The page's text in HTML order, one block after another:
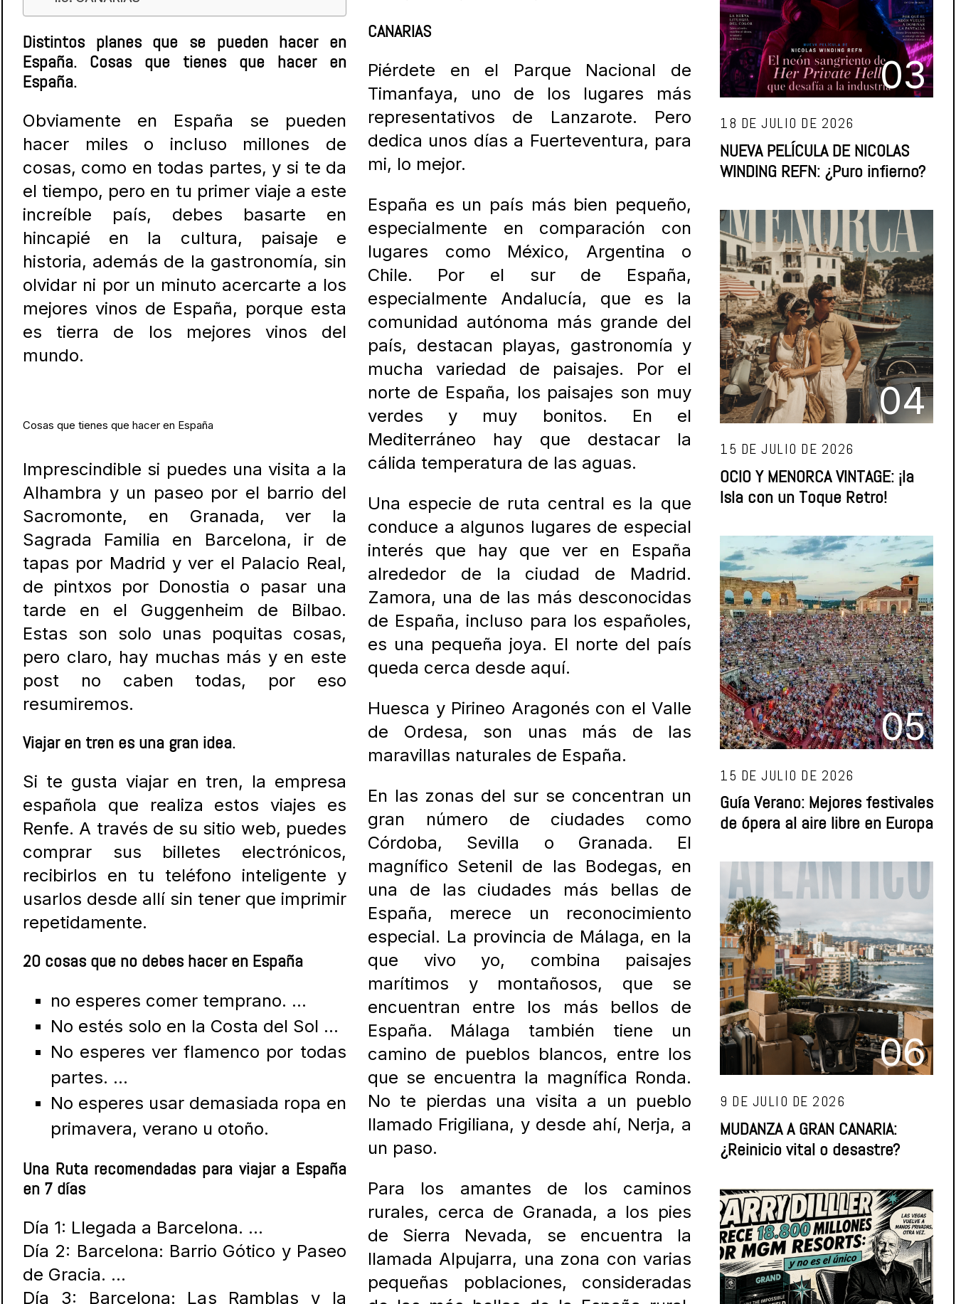
Distintos planes que se pueden hacer en
España. Cosas que tienes que hacer en
España.
Obviamente en España se pueden
hacer miles o incluso millones de
cosas, como en todas partes, y si te da
el tiempo, pero en tu primer viaje a este
increíble país, debes basarte en
hincapié en la cultura, paisaje e
historia, además de la gastronomía, sin
olvidar ni por un minuto acercarte a los
mejores vinos de España, porque esta
es tierra de los mejores vinos del
mundo.
Cosas que tienes que hacer en España
Imprescindible si puedes una visita a la
Alhambra y un paseo por el barrio del
Sacromonte, en Granada, ver la
Sagrada Familia en Barcelona, ir de
tapas por Madrid y ver el Palacio Real,
de pintxos por Donostia o pasar una
tarde en el Guggenheim de Bilbao.
Estas son solo unas poquitas cosas,
pero claro, hay muchas más y en este
post no caben todas, por eso
resumiremos.
Viajar en tren es una gran idea.
Si te gusta viajar en tren, la empresa
española que realiza estos viajes es
Renfe. A través de su sitio web, puedes
comprar sus billetes electrónicos,
recibirlos en tu teléfono inteligente y
usarlos desde allí sin tener que imprimir
repetidamente.
20 cosas que no debes hacer en España
no esperes comer temprano. …
No estés solo en la Costa del Sol …
No esperes ver flamenco por todas
partes. …
No esperes usar demasiada ropa en
primavera, verano u otoño.
Una Ruta recomendadas para viajar a España
en 7 días
Día 1: Llegada a Barcelona. …
Día 2: Barcelona: Barrio Gótico y Paseo
de Gracia. …
Día 3: Barcelona: Las Ramblas y la
CANARIAS
Piérdete en el Parque Nacional de
Timanfaya, uno de los lugares más
representativos de Lanzarote. Pero
dedica unos días a Fuerteventura, para
mi, lo mejor.
España es un país más bien pequeño,
especialmente en comparación con
lugares como México, Argentina o
Chile. Por el sur de España,
especialmente Andalucía, que es la
comunidad autónoma más grande del
país, destacan playas, gastronomía y
mucha variedad de paisajes. Por el
norte de España, los paisajes son muy
verdes y muy bonitos. En el
Mediterráneo hay que destacar la
cálida temperatura de las aguas.
Una especie de ruta central es la que
conduce a algunos lugares de especial
interés que hay que ver en España
alrededor de la ciudad de Madrid.
Zamora, una de las más desconocidas
de España, incluso para los españoles,
es una pequeña joya. El norte del país
queda cerca desde aquí.
Huesca y Pirineo Aragonés con el Valle
de Ordesa, son unas más de las
maravillas naturales de España.
En las zonas del sur se concentran un
gran número de ciudades como
Córdoba, Sevilla o Granada. El
magnífico Setenil de las Bodegas, en
una de las ciudades más bellas de
España, merece un reconocimiento
especial. La provincia de Málaga, en la
que vivo yo, combina paisajes
marítimos y montañosos, que se
encuentran entre los más bellos de
España. Málaga también tiene un
camino de pueblos blancos, entre los
que se encuentra la magnífica Ronda.
No te pierdas una visita a un pueblo
llamado Frigiliana, y desde ahí, Nerja, a
un paso.
Para los amantes de los caminos
rurales, cerca de Granada, a los pies
de Sierra Nevada, se encuentra la
llamada Alpujarra, una zona con varias
pequeñas poblaciones, consideradas
03
18 DE JULIO DE 2026
NUEVA PELÍCULA DE NICOLAS
WINDING REFN: ¿Puro infierno?
04
15 DE JULIO DE 2026
OCIO Y MENORCA VINTAGE: ¡la
Isla con un Toque Retro!
05
15 DE JULIO DE 2026
Guía Verano: Mejores festivales
de ópera al aire libre en Europa
06
9 DE JULIO DE 2026
MUDANZA A GRAN CANARIA:
¿Reinicio vital o desastre?